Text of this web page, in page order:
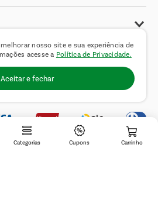
nosso site e sua experiência de
acesse a Política de Privacidade.
Aceitar e fechar
Categorias Cupons